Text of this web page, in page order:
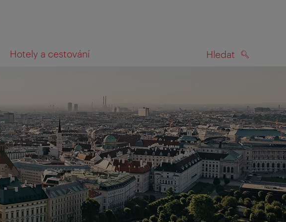
Hotely a cestování Hledat